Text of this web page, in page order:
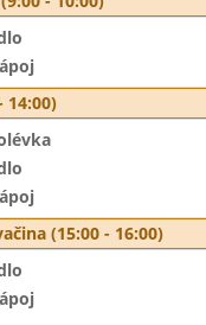
14:00)
(15:00 - 16:00)